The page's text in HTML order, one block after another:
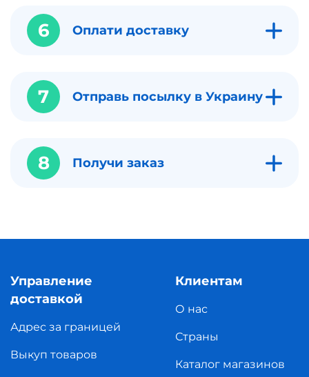
6 Оплати доставку
7 Отправь посылку в Украину
8 Получи заказ
Управление
доставкой
Адрес за границей
Выкуп товаров
Клиентам
О нас
Страны
Каталог магазинов